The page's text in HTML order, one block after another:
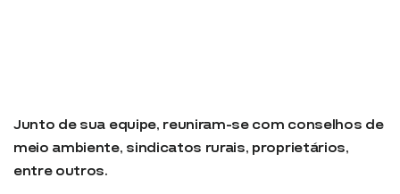
Junto de sua equipe, reuniram-se com conselhos de
meio ambiente, sindicatos rurais, proprietários,
entre outros.